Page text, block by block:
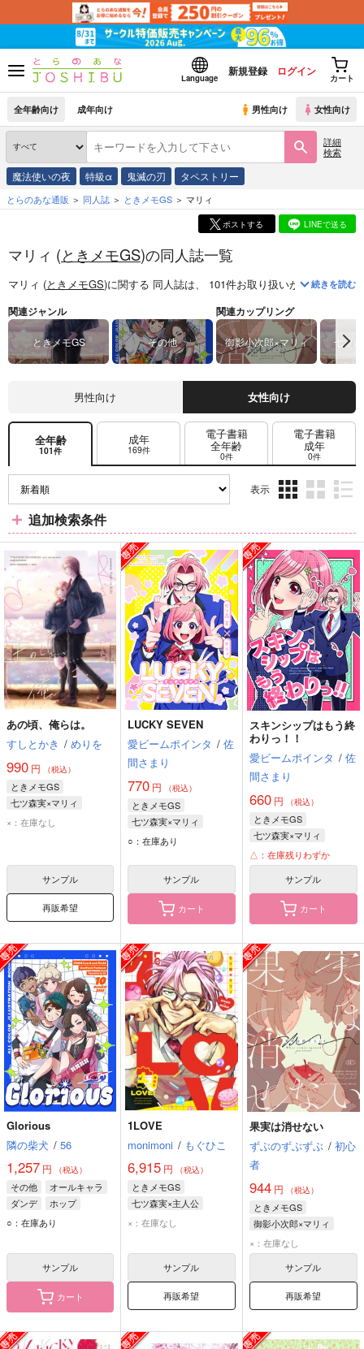
Language
新規登録 ログイン
カート
全年齢向け 成年向け 男性向け 女性向け
詳細
検索
魔法使いの夜 特級α 鬼滅の刃 タペストリー
とらのあな通販 同人誌 ときメモGS マリィ
ポストする LINEで送る
マリィ (ときメモGS)の同人誌一覧
マリィ (ときメモGS)に関する 同人誌は、 101件お取り扱いがございます
続きを読む
関連ジャンル
ときメモGS その他
関連カップリング
御影小次郎×マリィ 七ツ
男性向け 女性向け
全年齢
101件
成年
169件
電子書籍
全年齢
0件
電子書籍
成年
0件
表示
ム
表
示
ム
表
示
ム
表
示
追加検索条件
あの頃、俺らは。
すしとかき / めりを
990 円 （税込）
ときメモGS
七ツ森実×マリィ
七ツ森実
×：在庫なし
サンプル
再販希望
LUCKY SEVEN
愛ビームポインタ / 佐
間さまり
770 円 （税込）
ときメモGS
七ツ森実×マリィ
七ツ森実
○：在庫あり
サンプル
カート
スキンシップはもう終
わりっ！！
愛ビームポインタ / 佐
間さまり
660円 （税込）
ときメモGS
七ツ森実×マリィ
七ツ森実
マリィ
△：在庫残りわずか
サンプル
カート
Glorious
隣の柴犬 / 56
1,257 円 （税込）
その他
オールキャラ
ダンデ
ホップ
マリィ
○：在庫あり
サンプル
カート
1LOVE
monimoni / もぐひこ
6,915 円 （税込）
ときメモGS
七ツ森実×主人公
七ツ森実
×：在庫なし
サンプル
再販希望
果実は消せない
ずぶのずぶずぶ / 初心
者
944円 （税込）
ときメモGS
御影小次郎×マリィ
御影小次郎
×：在庫なし
サンプル
再販希望